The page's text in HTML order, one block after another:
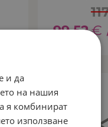
99.52€
и да
на нашия
я комбинират
използване